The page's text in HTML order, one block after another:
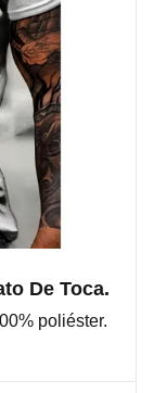
De Toca.
poliéster.